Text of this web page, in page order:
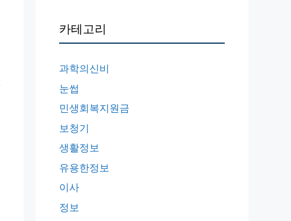
카테고리
과학의신비
눈썹
민생회복지원금
보청기
생활정보
유용한정보
이사
정보